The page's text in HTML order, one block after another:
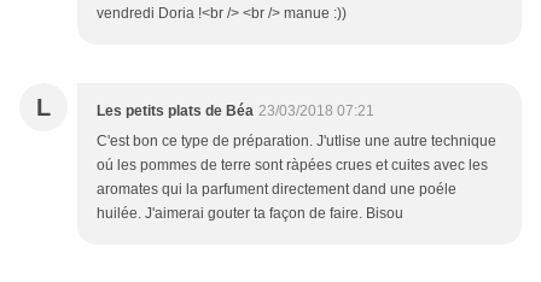
vendredi Doria !<br /> <br /> manue :))
L Les petits plats de Béa 23/03/2018 07:21
C'est bon ce type de préparation. J'utlise une autre technique
oú les pommes de terre sont ràpées crues et cuites avec les
aromates qui la parfument directement dand une poéle
huilée. J'aimerai gouter ta façon de faire. Bisou